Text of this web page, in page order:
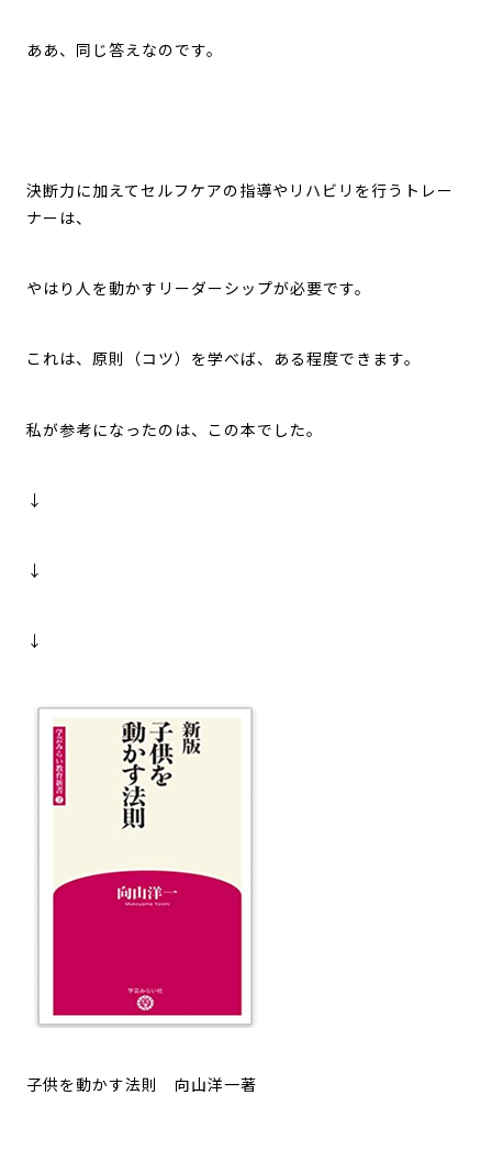
ああ、同じ答えなのです。
決断力に加えてセルフケアの指導やリハビリを行うトレー
ナーは、
やはり人を動かすリーダーシップが必要です。
これは、原則（コツ）を学べば、ある程度できます。
私が参考になったのは、この本でした。
↓
↓
↓
子供を動かす法則 向山洋一著